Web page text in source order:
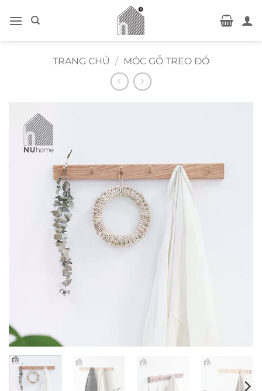
qua
TRANG CHỦ / MÓC GỖ TREO ĐỒ